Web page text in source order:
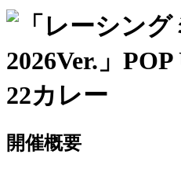
開催概要